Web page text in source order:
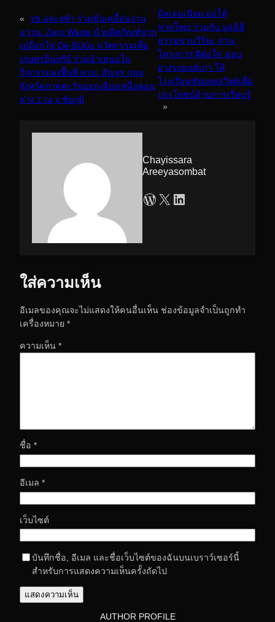
«
วช.และจุฬา ร่วมขับเคลื่อนงาน
อววน. Zero Waste นำผลิตภัณฑ์จาก
เปลือกไข่ De-BUGs นวัตกรรมเพื่อ
เกษตรอินทรีย์ ร่วมนำเสนอใน
กิจกรรมลงพื้นที่ ครม. สัญจร กลุ่ม
จังหวัดภาคตะวันออกเฉียงเหนือตอน
ล่าง 1 ณ จ.ชัยภูมิ
มิลเลนเนียม ออโต้
หาดใหญ่ ร่วมกับ มูลนิธิ
ธรรมชวนวิริยะ สาน
โครงการ‘ดีต่อใจ’ มอบ
ยางรถยนต์เก่า ให้
โรงเรียนชัยมงคลวิทย์เพื่อ
ประโยชน์ด้านการเรียนรู้
»
Chayissara
Areeyasombat
WordPress X LinkedIn
ใส่ความเห็น
อีเมลของคุณจะไม่แสดงให้คนอื่นเห็น ช่องข้อมูลจำเป็นถูกทำ
เครื่องหมาย *
ความเห็น *
ชื่อ *
อีเมล *
เว็บไซต์
บันทึกชื่อ, อีเมล และชื่อเว็บไซต์ของฉันบนเบราว์เซอร์นี้
สำหรับการแสดงความเห็นครั้งถัดไป
AUTHOR PROFILE